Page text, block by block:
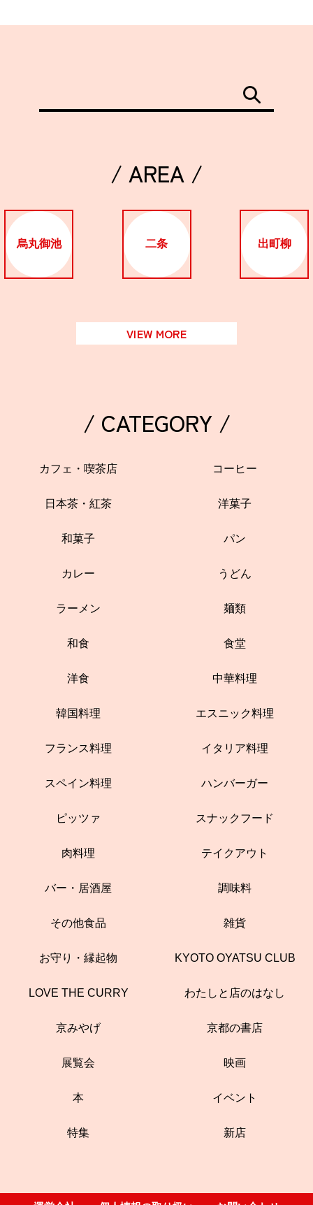
/ AREA /
烏丸御池 二条 出町柳
VIEW MORE
/ CATEGORY /
カフェ・喫茶店 コーヒー
日本茶・紅茶 洋菓子
和菓子 パン
カレー うどん
ラーメン 麺類
和食 食堂
洋食 中華料理
韓国料理 エスニック料理
フランス料理 イタリア料理
スペイン料理 ハンバーガー
ピッツァ スナックフード
肉料理 テイクアウト
バー・居酒屋 調味料
その他食品 雑貨
お守り・縁起物 KYOTO OYATSU CLUB
LOVE THE CURRY わたしと店のはなし
京みやげ 京都の書店
展覧会 映画
本 イベント
特集 新店